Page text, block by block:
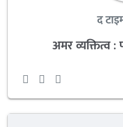
द
अमर व्यक्तित्व